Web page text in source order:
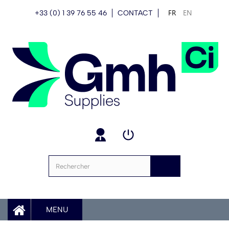
+33 (0) 1 39 76 55 46 CONTACT FR EN
MENU